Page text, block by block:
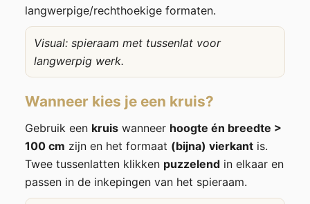
langwerpige/rechthoekige formaten.
Visual: spieraam met tussenlat voor
langwerpig werk.
Wanneer kies je een kruis?
Gebruik een kruis wanneer hoogte én breedte >
100 cm zijn en het formaat (bijna) vierkant is.
Twee tussenlatten klikken puzzelend in elkaar en
passen in de inkepingen van het spieraam.